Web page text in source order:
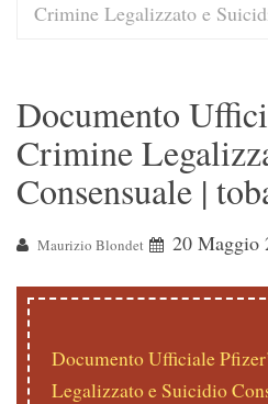
Crimine Legalizzato e
Documento
Crimine
Consensuale |
Maurizio Blondet 20 Maggio
Documento Ufficiale
Legalizzato e Suicidio